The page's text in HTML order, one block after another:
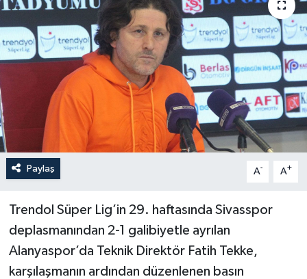
Paylaş A- A+
Trendol Süper Lig’in 29. haftasında Sivasspor
deplasmanından 2-1 galibiyetle ayrılan
Alanyaspor’da Teknik Direktör Fatih Tekke,
karşılaşmanın ardından düzenlenen basın
Haberler
KANALV Spor
Kültür Sanat
Magazin
Öğle Bülteni
Siyaset
Sosyal medya